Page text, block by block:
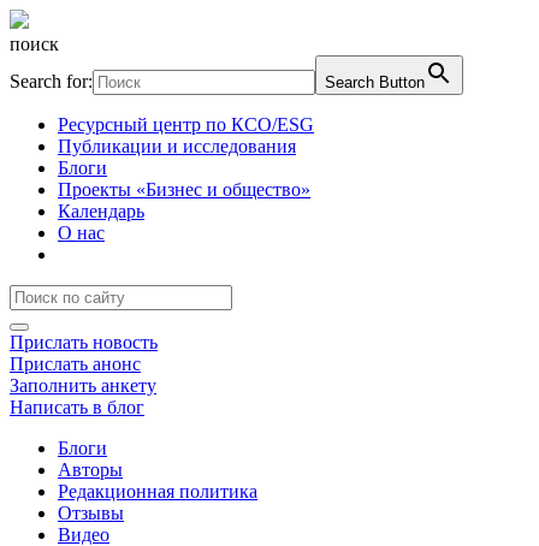
поиск
Search for:
Search Button
Ресурсный центр по КСО/ESG
Публикации и исследования
Блоги
Проекты «Бизнес и общество»
Календарь
О нас
Прислать новость
Прислать анонс
Заполнить анкету
Написать в блог
Блоги
Авторы
Редакционная политика
Отзывы
Видео